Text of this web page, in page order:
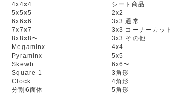
4x4x4
5x5x5
6x6x6
7x7x7
8x8x8〜
Megaminx
Pyraminx
Skewb
Square-1
Clock
分割6面体
シート商品
2x2
3x3 通常
3x3 コーナーカット
3x3 その他
4x4
5x5
6x6〜
3角形
4角形
5角形